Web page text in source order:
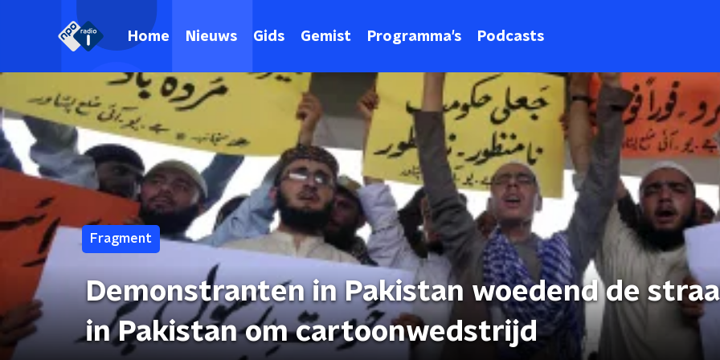
Home Nieuws Gids Gemist Programma's Podcasts
Fragment
Demonstranten in Pakistan woedend de
in Pakistan om cartoonwedstrijd